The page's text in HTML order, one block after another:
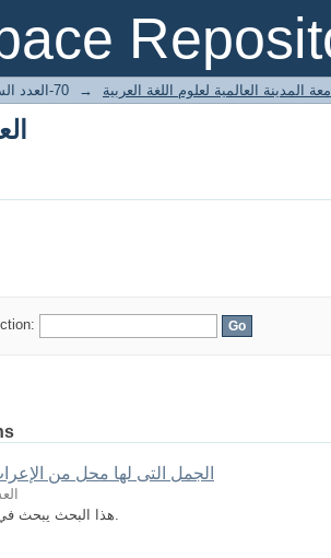
المدينة العالمية لعلوم اللغة العربية → 70-العدد السبعين
الجمل التى لها محل من
هذا البحث يبحث في الجملة الواقعة خبرًا, وحالًا.